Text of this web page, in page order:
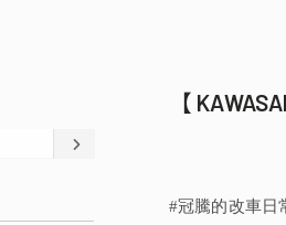
【
#冠騰的改車